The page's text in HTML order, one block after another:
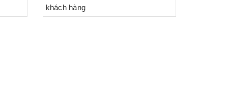
khách hàng